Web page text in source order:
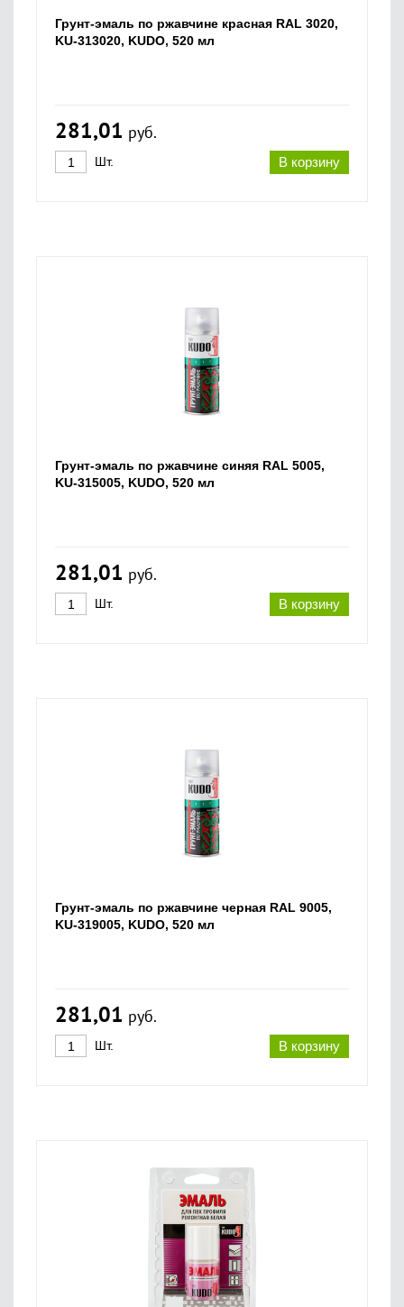
Грунт-эмаль по ржавчине красная RAL 3020,
KU-313020, KUDO, 520 мл
281,01 руб.
В корзину
Шт.
Грунт-эмаль по ржавчине синяя RAL 5005,
KU-315005, KUDO, 520 мл
281,01 руб.
В корзину
Шт.
Грунт-эмаль по ржавчине черная RAL 9005,
KU-319005, KUDO, 520 мл
281,01 руб.
В корзину
Шт.